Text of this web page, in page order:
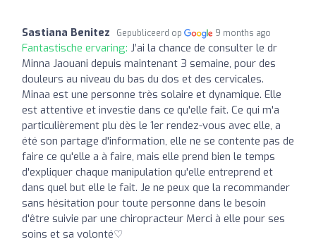
Sastiana Benitez Gepubliceerd op 9 months ago
Fantastische ervaring: J’ai la chance de consulter le dr
Minna Jaouani depuis maintenant 3 semaine, pour des
douleurs au niveau du bas du dos et des cervicales.
Minaa est une personne très solaire et dynamique. Elle
est attentive et investie dans ce qu'elle fait. Ce qui m'a
particulièrement plu dès le 1er rendez-vous avec elle, a
été son partage d'information, elle ne se contente pas de
faire ce qu'elle a à faire, mais elle prend bien le temps
d'expliquer chaque manipulation qu'elle entreprend et
dans quel but elle le fait. Je ne peux que la recommander
sans hésitation pour toute personne dans le besoin
d'être suivie par une chiropracteur Merci à elle pour ses
soins et sa volonté♡